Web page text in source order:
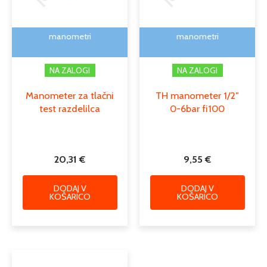
manometri
NA ZALOGI
Manometer za tlačni
test razdelilca
20,31€
DODAJ V
KOŠARICO
manometri
NA ZALOGI
TH manometer 1/2″
0-6bar fi100
9,55€
DODAJ V
KOŠARICO